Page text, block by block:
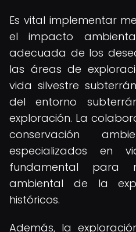
Es vital implementar
el impacto
adecuada de los
las áreas de
vida silvestre
del entorno
exploración. La
conservación
especializados en
fundamental para
ambiental de la
históricos.
Además, la